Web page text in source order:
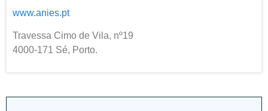
www.anies.pt
Travessa Cimo de Vila, nº19
4000-171 Sé, Porto.